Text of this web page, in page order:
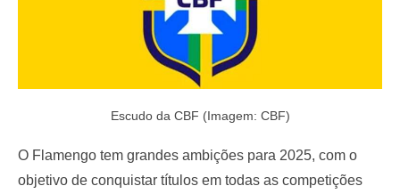
Escudo da CBF (Imagem: CBF)
O Flamengo tem grandes ambições para 2025, com o
objetivo de conquistar títulos em todas as competições